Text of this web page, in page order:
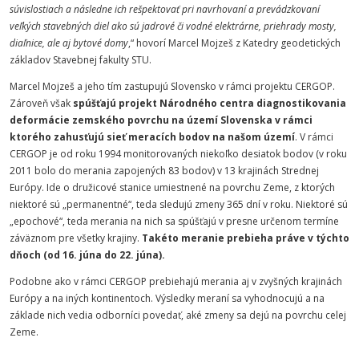
súvislostiach a následne ich rešpektovať pri navrhovaní a prevádzkovaní
veľkých stavebných diel ako sú jadrové či vodné elektrárne, priehrady mosty,
diaľnice, ale aj bytové domy,“ hovorí Marcel Mojzeš z Katedry geodetických
základov Stavebnej fakulty STU.
Marcel Mojzeš a jeho tím zastupujú Slovensko v rámci projektu CERGOP.
Zároveň však spúšťajú projekt Národného centra diagnostikovania
deformácie zemského povrchu na území Slovenska v rámci
ktorého zahusťujú sieť meracích bodov na našom území. V rámci
CERGOP je od roku 1994 monitorovaných niekoľko desiatok bodov (v roku
2011 bolo do merania zapojených 83 bodov) v 13 krajinách Strednej
Európy. Ide o družicové stanice umiestnené na povrchu Zeme, z ktorých
niektoré sú „permanentné“, teda sledujú zmeny 365 dní v roku. Niektoré sú
„epochové“, teda merania na nich sa spúšťajú v presne určenom termíne
záväznom pre všetky krajiny. Takéto meranie prebieha práve v týchto
dňoch (od 16. júna do 22. júna).
Podobne ako v rámci CERGOP prebiehajú merania aj v zvyšných krajinách
Európy a na iných kontinentoch. Výsledky meraní sa vyhodnocujú a na
základe nich vedia odborníci povedať, aké zmeny sa dejú na povrchu celej
Zeme.